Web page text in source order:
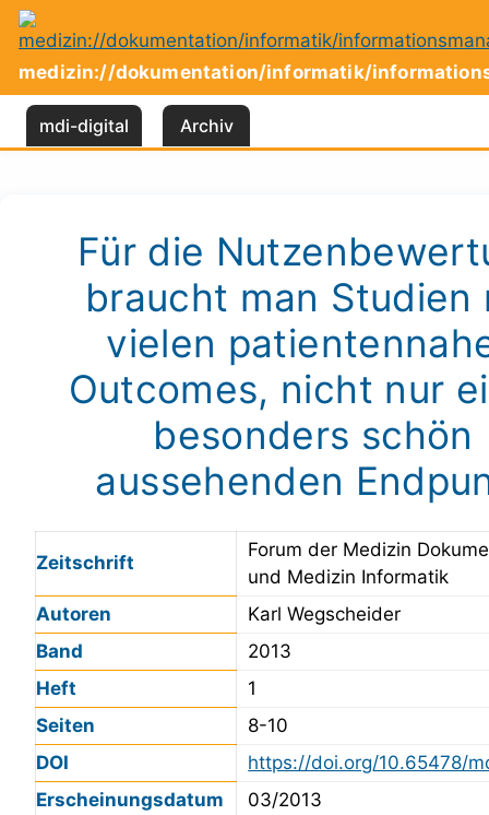
Zum
Inhalt
springen
medizin://dokumentation/informatik/
mdi-digital Archiv
Für die
braucht man Studien
vielen
Outcomes, nicht nur
besonders schön
aussehenden
Zeitschrift
Forum der Medizin
und Medizin Informatik
Autoren
Karl Wegscheider
Band
2013
Heft
1
Seiten
8-10
DOI
https://doi.org/10.65478/
Erscheinungsdatum
03/2013